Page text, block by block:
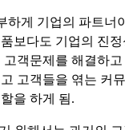
하게 기업의 파트너
보다도 기업의 진
객문제를 해결하
고객들을 엮는 커
을 하게 됨.